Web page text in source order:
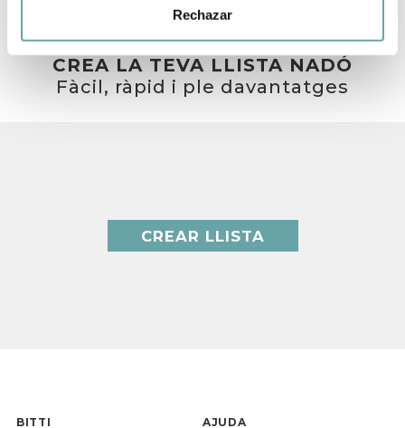
Rechazar
CREA LA TEVA LLISTA NADÓ
Fàcil, ràpid i ple davantatges
CREAR LLISTA
BITTI AJUDA